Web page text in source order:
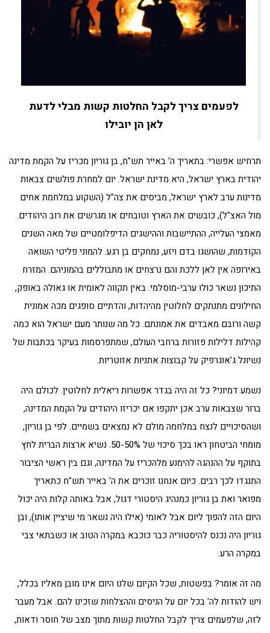
לפעמים צריך לקבל החלטות קשות מבלי לדעת
לאן הן יובילו
תרחיש אפשרי: בתאריך ה' באייר תש"ח, בן גוריון מכריז על הקמת מדינה
יהודית בארץ ישראל, היא מדינת ישראל. יום למחרת פולשים צבאות
מדינות ערב לארץ ישראל, מביסים את צה"ל (השקוע במלחמת אחים
מול האצ"ל), כובשים את הארץ וטובחים או מגרשים את רוב היהודים.
מאמצי העלייה, ההתיישבות וההישגים הדיפלומטיים של מאה השנים
הקודמות, שהושגו בדם ויזע, נמחקים בן רגע. להמוני פליטי השואה
באירופה אין לאן ללכת והם נרצחים או מתבוללים בהמוניהם. המזרח
התיכון נשאר כולו ערבי-מוסלמי. באין תקווה לאומית או גאולה באופק,
החילונים מתנתקים לחלוטין מהיהדות, והדתיים סופגים מכה אמונית
קשה ורובם מאבדים את אמונתם. כל מה שנותר מעם ישראל הוא כמה
קהילות דלילות פזורות ברחבי העולם, שמתפרסמות בעיקר בכתבות של
נשיונל ג'אוגרפיק על קבוצות אתניות אזוטריות.
נשמע דמיוני? כל זה היה בגדר אפשרות ריאלית לחלוטין. לכולם היה
ברור שצבאות ערב אכן יתקפו אם יכריזו היהודים על הקמת המדינה,
ושהסיכויים לנצח במלחמה מולם לא נמצאים בשמיים. לפי בן גוריון,
מומחי הביטחון ראו בכך סיכוי של 50-50%. נשיא ארצות הברית לחץ
בתוקף על ההנהגה להימנע מלהכריז על המדינה, וגם בין ראשי הציבור
התנגדו לכך רבים. כיום אנחנו זוכרים את ה' באייר תש"ח כתאריך
מפואר ואת בן גוריון כמנהיג היסטורי דגול, אבל באותה קלות היה יכול
היום הזה להפוך ליום אבל לאומי (אילו היה נשאר מי שיציין אותו), ובן
גוריון היה נכנס להיסטוריה כבר כוכבא במקרה הטוב או כשבתאי צבי
במקרה הרע.
מה זה אומר? בפשטות, שכל הקיום שלנו היום אינו מובן מאליו בכלל,
ויש להודות לה' בכל יום על הניסים וההצלחות שזכינו להם. אבל מעבר
לזה, שלפעמים צריך לקבל החלטות קשות מתוך מצב של חוסר ודאות,